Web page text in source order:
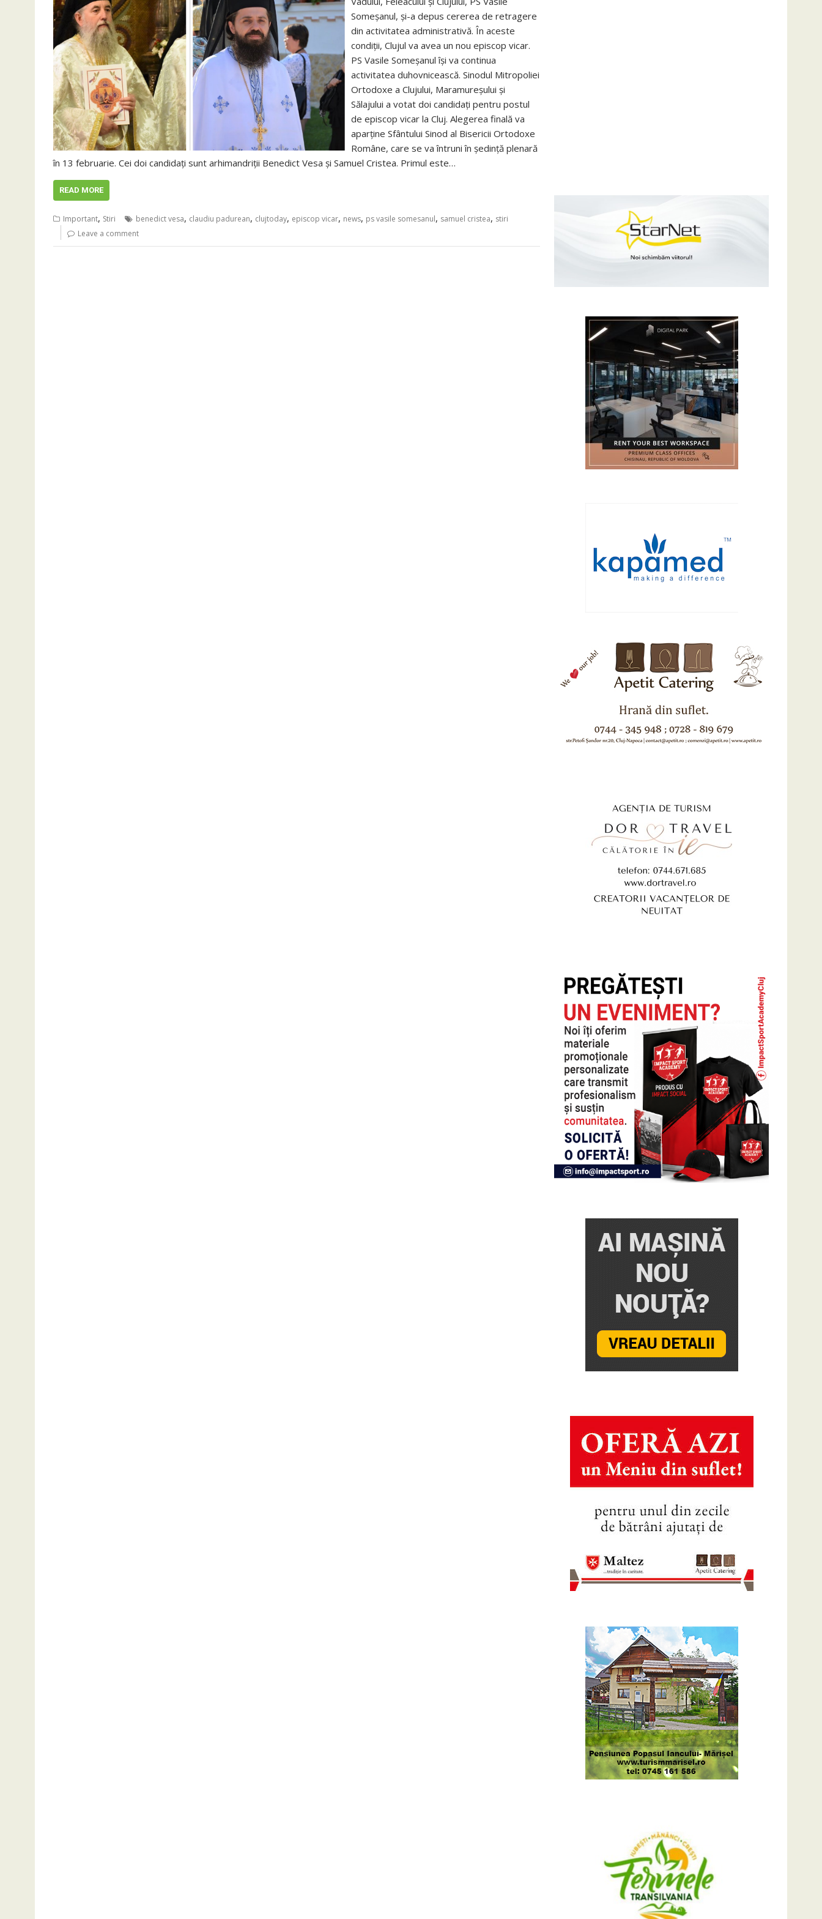
Someșanul, și-a depus cererea de retragere
din activitatea administrativă. În aceste
condiții, Clujul va avea un nou episcop vicar.
PS Vasile Someșanul își va continua
activitatea duhovnicească. Sinodul Mitropoliei
Ortodoxe a Clujului, Maramureșului și
Sălajului a votat doi candidați pentru postul
de episcop vicar la Cluj. Alegerea finală va
aparține Sfântului Sinod al Bisericii Ortodoxe
Române, care se va întruni în ședință plenară
în 13 februarie. Cei doi candidați sunt arhimandriții Benedict Vesa și Samuel Cristea. Primul este…
READ MORE
Important, Stiri benedict vesa, claudiu padurean, clujtoday, episcop vicar, news, ps vasile somesanul, samuel cristea, stiri
Leave a comment